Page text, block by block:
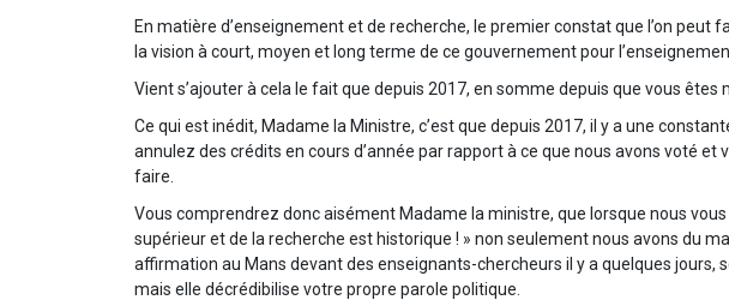
En matière d’enseignement et de recherche, le premier constat que l’on
la vision à court, moyen et long terme de ce gouvernement pour
Vient s’ajouter à cela le fait que depuis 2017, en somme depuis que vous
Ce qui est inédit, Madame la Ministre, c’est que depuis 2017, il y a une
annulez des crédits en cours d’année par rapport à ce que nous avons voté
faire.
Vous comprendrez donc aisément Madame la ministre, que lorsque nous
supérieur et de la recherche est historique ! » non seulement nous avons du
affirmation au Mans devant des enseignants-chercheurs il y a quelques
mais elle décrédibilise votre propre parole politique.